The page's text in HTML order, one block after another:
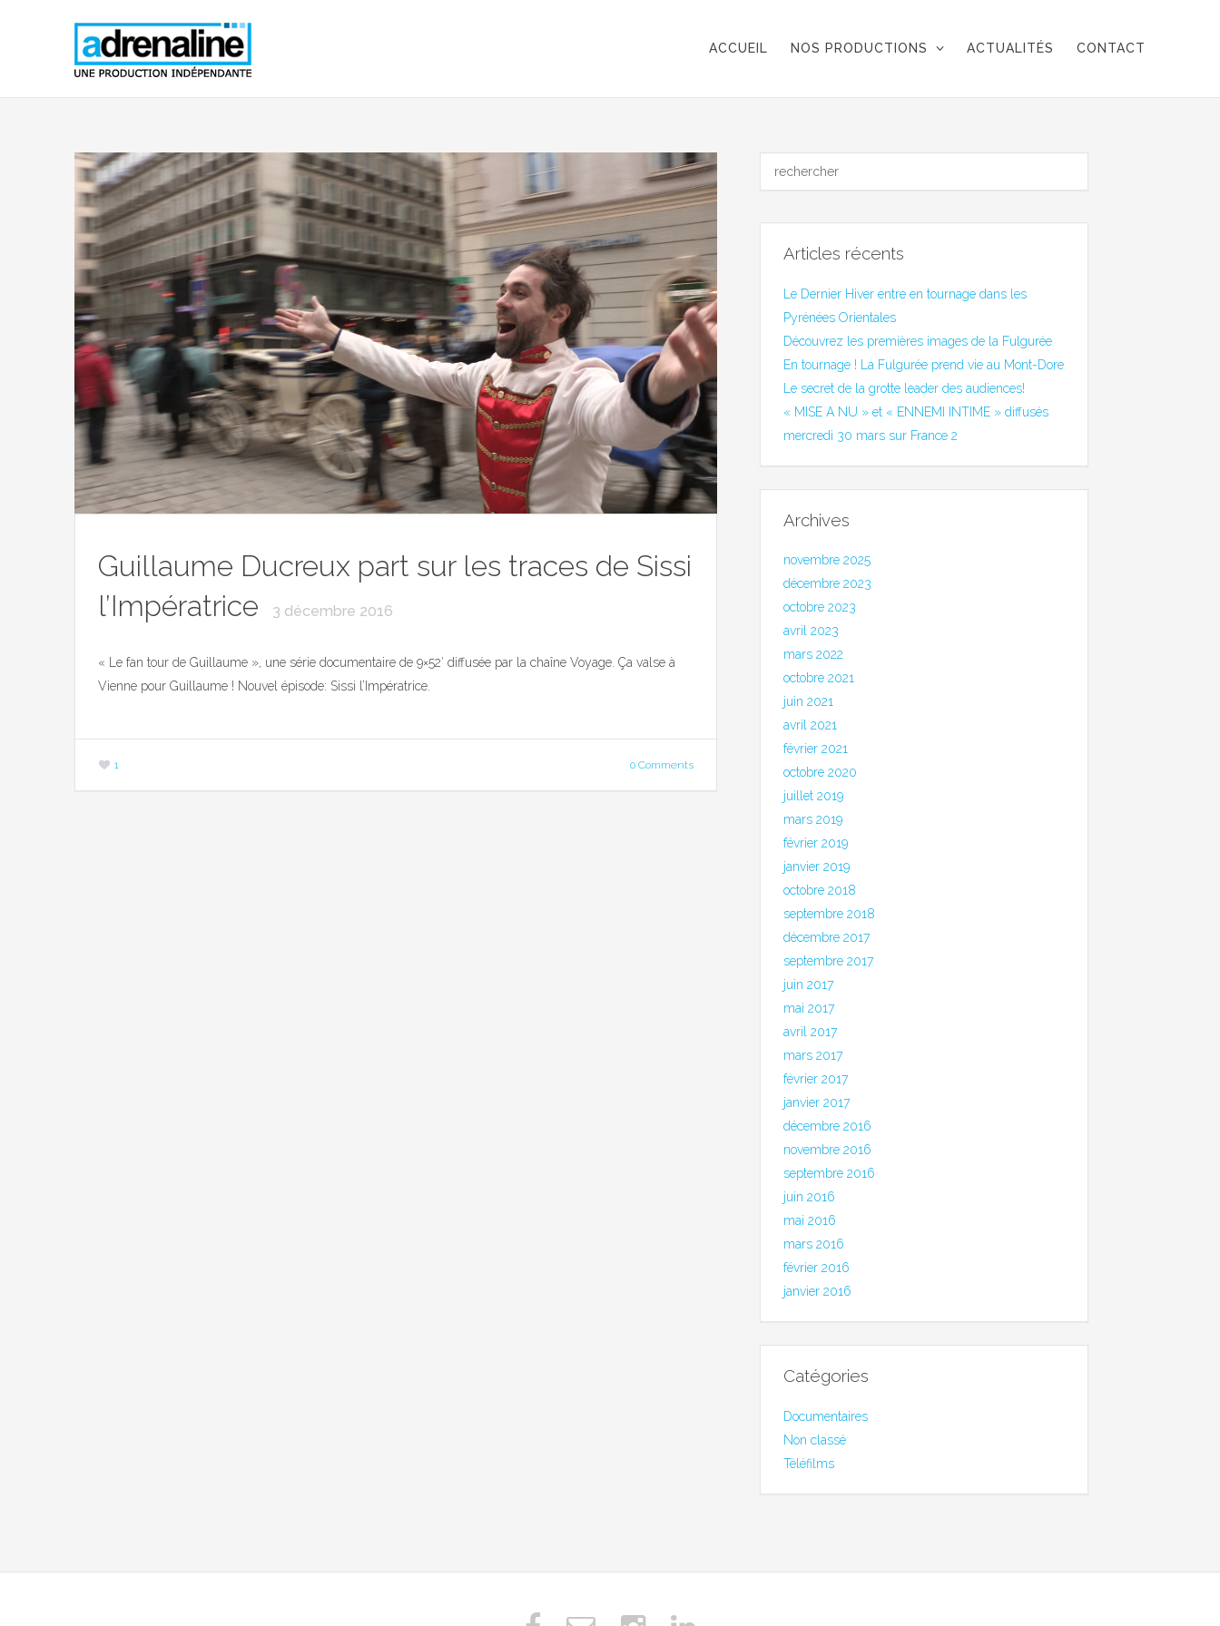
ACCUEIL NOS PRODUCTIONS ACTUALITÉS CONTACT
Guillaume Ducreux part sur les traces de Sissi
l’Impératrice
3 décembre 2016
« Le fan tour de Guillaume », une série documentaire de 9×52′ diffusée par la chaîne Voyage. Ça valse à
Vienne pour Guillaume ! Nouvel épisode: Sissi l’Impératrice.
1 0 Comments
Articles récents
Le Dernier Hiver entre en tournage dans les
Pyrénées Orientales
Découvrez les premières images de la Fulgurée
En tournage ! La Fulgurée prend vie au Mont-Dore
Le secret de la grotte leader des audiences!
« MISE A NU » et « ENNEMI INTIME » diffusés
mercredi 30 mars sur France 2
Archives
novembre 2025
décembre 2023
octobre 2023
avril 2023
mars 2022
octobre 2021
juin 2021
avril 2021
février 2021
octobre 2020
juillet 2019
mars 2019
février 2019
janvier 2019
octobre 2018
septembre 2018
décembre 2017
septembre 2017
juin 2017
mai 2017
avril 2017
mars 2017
février 2017
janvier 2017
décembre 2016
novembre 2016
septembre 2016
juin 2016
mai 2016
mars 2016
février 2016
janvier 2016
Catégories
Documentaires
Non classé
Téléfilms